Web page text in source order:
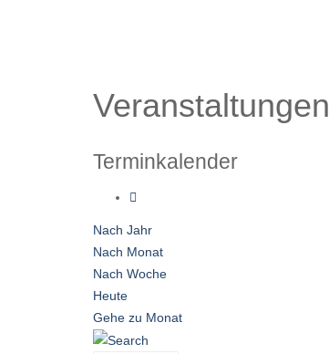
Veranstaltungen
Terminkalender
Nach Jahr
Nach Monat
Nach Woche
Heute
Gehe zu Monat